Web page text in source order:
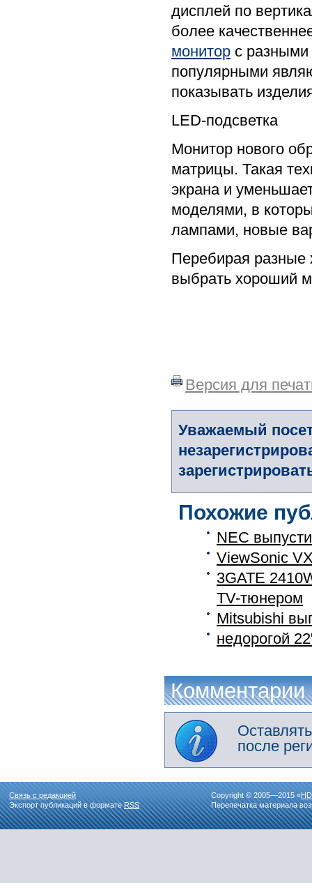
дисплей по
более
монитор с разными
популярными
показывать
LED-подсветка
Монитор нового
матрицы. Такая
экрана и
моделями, в
лампами, новые
Перебирая разные
выбрать хороший
Версия для
Уважаемый
Похожие
NEC
ViewSonic
3GATE
TV-тюнером
Mitsubishi
недорогой
Комментарии
после
Связь с редакцией
Экспорт публикаций в форматеRSS
Copyright © 2005—2015 «
Перепечатка материала